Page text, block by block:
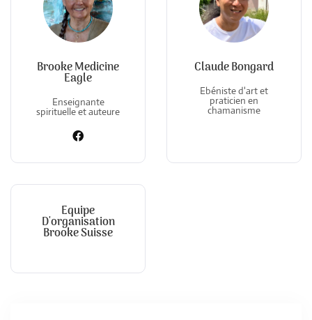
Brooke Medicine
Eagle
Enseignante
spirituelle et auteure
Claude Bongard
Ebéniste d'art et
praticien en
chamanisme
Equipe
D'organisation
Brooke Suisse